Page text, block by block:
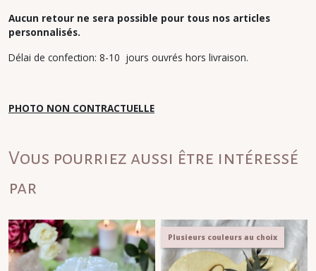
Aucun retour ne sera possible pour tous nos articles
personnalisés.
Délai de confection: 8-10 jours ouvrés hors livraison.
PHOTO NON CONTRACTUELLE
Vous pourriez aussi être intéressé
par
Plusieurs couleurs au choix